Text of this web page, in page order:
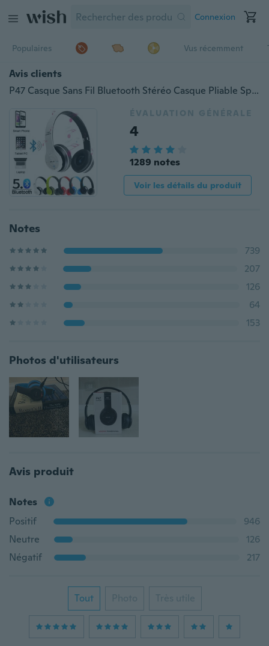
Connexion
Populaires Vus récemment
Avis clients
P47 Casque Sans Fil Bluetooth Stéréo Casque Pliable Sport Écouteur Mains Libres Prend En Charge TF Carte Mémoire Lecteur MP3 pour Andorid
ÉVALUATION GÉNÉRALE
4
1289 notes
Voir les détails du produit
Notes
739
207
126
64
153
Photos d'utilisateurs
Avis produit
Notes
Positif
946
Neutre
126
Négatif
217
Tout Photo Très utile